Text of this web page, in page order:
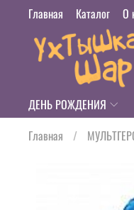
Главная Каталог О
ДЕНЬ РОЖДЕНИЯ
Главная